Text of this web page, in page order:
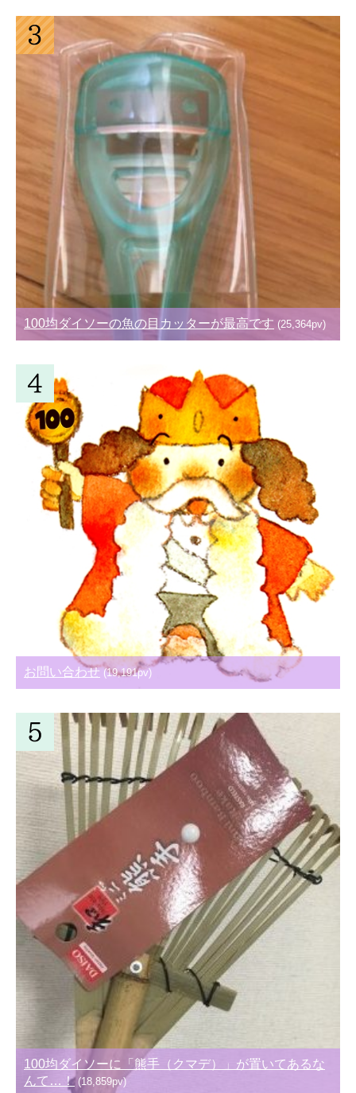
100均ダイソーの魚の目カッターが最高です (25,364pv)
お問い合わせ (19,191pv)
100均ダイソーに「熊手（クマデ）」が置いてあるな
んて…！ (18,859pv)